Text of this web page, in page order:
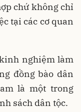
chứ không chỉ
tại các cơ quan
nghiệm làm
đồng bào dân
là một trong
sách dân tộc.